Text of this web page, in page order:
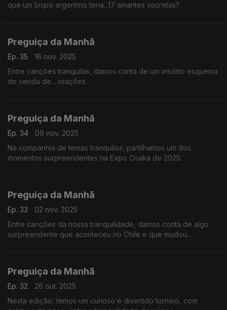
que um bispo argentino teria...17 amantes secretas?
Preguiça da Manhã
Ep. 35
16 nov. 2025
Entre canções tranquilas, damos conta de um insólito esquema
de venda de... orações.
Preguiça da Manhã
Ep. 34
09 nov. 2025
Na companhia de temas tranquilos, partilhamos um dos
momentos surpreendentes na Expo Osaka de 2025.
Preguiça da Manhã
Ep. 33
02 nov. 2025
Entre canções da nossa tranquilidade, damos conta de algo
surpreendente que aconteceu no Chile e que mudou
Preguiça da Manhã
Ep. 32
26 out. 2025
Nesta edição, temos um curioso e divertido torneio, com